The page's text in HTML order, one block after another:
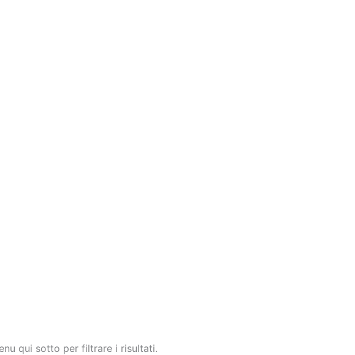
qui sotto per filtrare i risultati.